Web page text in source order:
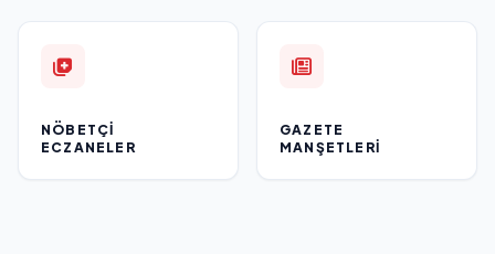
NÖBETÇI
ECZANELER
GAZETE
MANŞETLERI